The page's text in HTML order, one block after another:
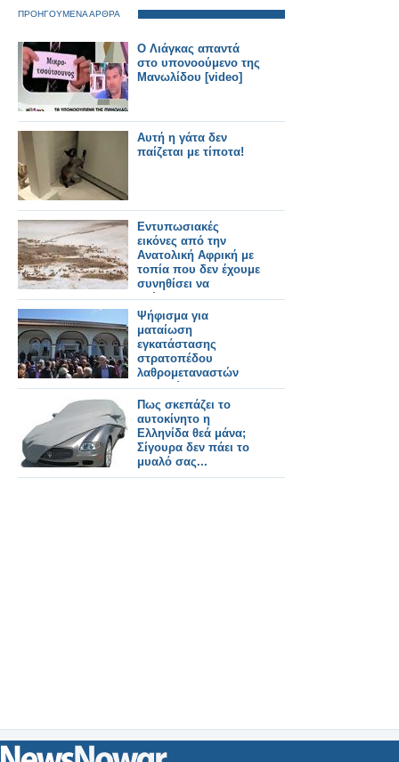
ΠΡΟΗΓΟΥΜΕΝΑ ΑΡΘΡΑ
Ο Λιάγκας απαντά
στο υπονοούμενο της
Μανωλίδου [video]
Αυτή η γάτα δεν
παίζεται με τίποτα!
Εντυπωσιακές
εικόνες από την
Ανατολική Αφρική με
τοπία που δεν έχουμε
συνηθίσει να
βλέπουμε [photos]
Ψήφισμα για
ματαίωση
εγκατάστασης
στρατοπέδου
λαθρομεταναστών
στη Σκύδρα
Πως σκεπάζει το
αυτοκίνητο η
Ελληνίδα θεά μάνα;
Σίγουρα δεν πάει το
μυαλό σας...